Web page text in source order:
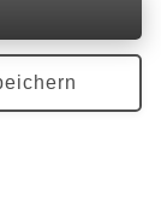
an den
Auf die
mit
(kurz:
Europas.